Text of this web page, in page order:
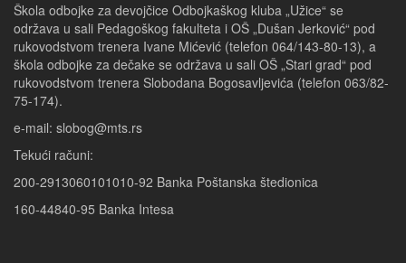
Škola odbojke za devojčice Odbojkaškog kluba „Užice“ se
održava u sali Pedagoškog fakulteta i OŠ „Dušan Jerković“ pod
rukovodstvom trenera Ivane Mićević (telefon 064/143-80-13), a
škola odbojke za dečake se održava u sali OŠ „Stari grad“ pod
rukovodstvom trenera Slobodana Bogosavljevića (telefon 063/82-
75-174).
e-mail: slobog@mts.rs
Tekući računi:
200-2913060101010-92 Banka Poštanska štedionica
160-44840-95 Banka Intesa